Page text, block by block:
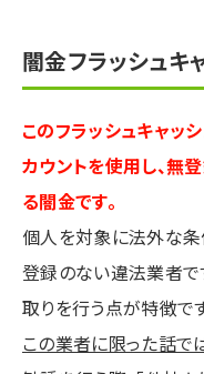
闇金フラッシュキ
このフラッシュキャッ
カウントを使用し、無
る闇金です。
個人を対象に法外な
登録のない違法業者で
取りを行う点が特徴で
この業者に限った話で